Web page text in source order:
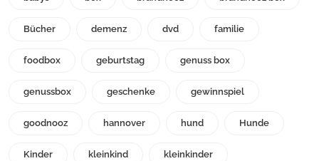
Bücher demenz dvd familie
foodbox geburtstag genuss box
genussbox geschenke gewinnspiel
goodnooz hannover hund Hunde
Kinder kleinkind kleinkinder